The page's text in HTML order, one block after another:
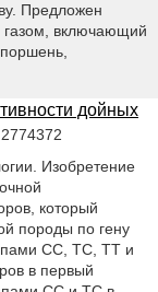
Предложен
газом, включающий
дойных
Изобретение
который
породы по гену
СС, ТС, ТТ и
в первый